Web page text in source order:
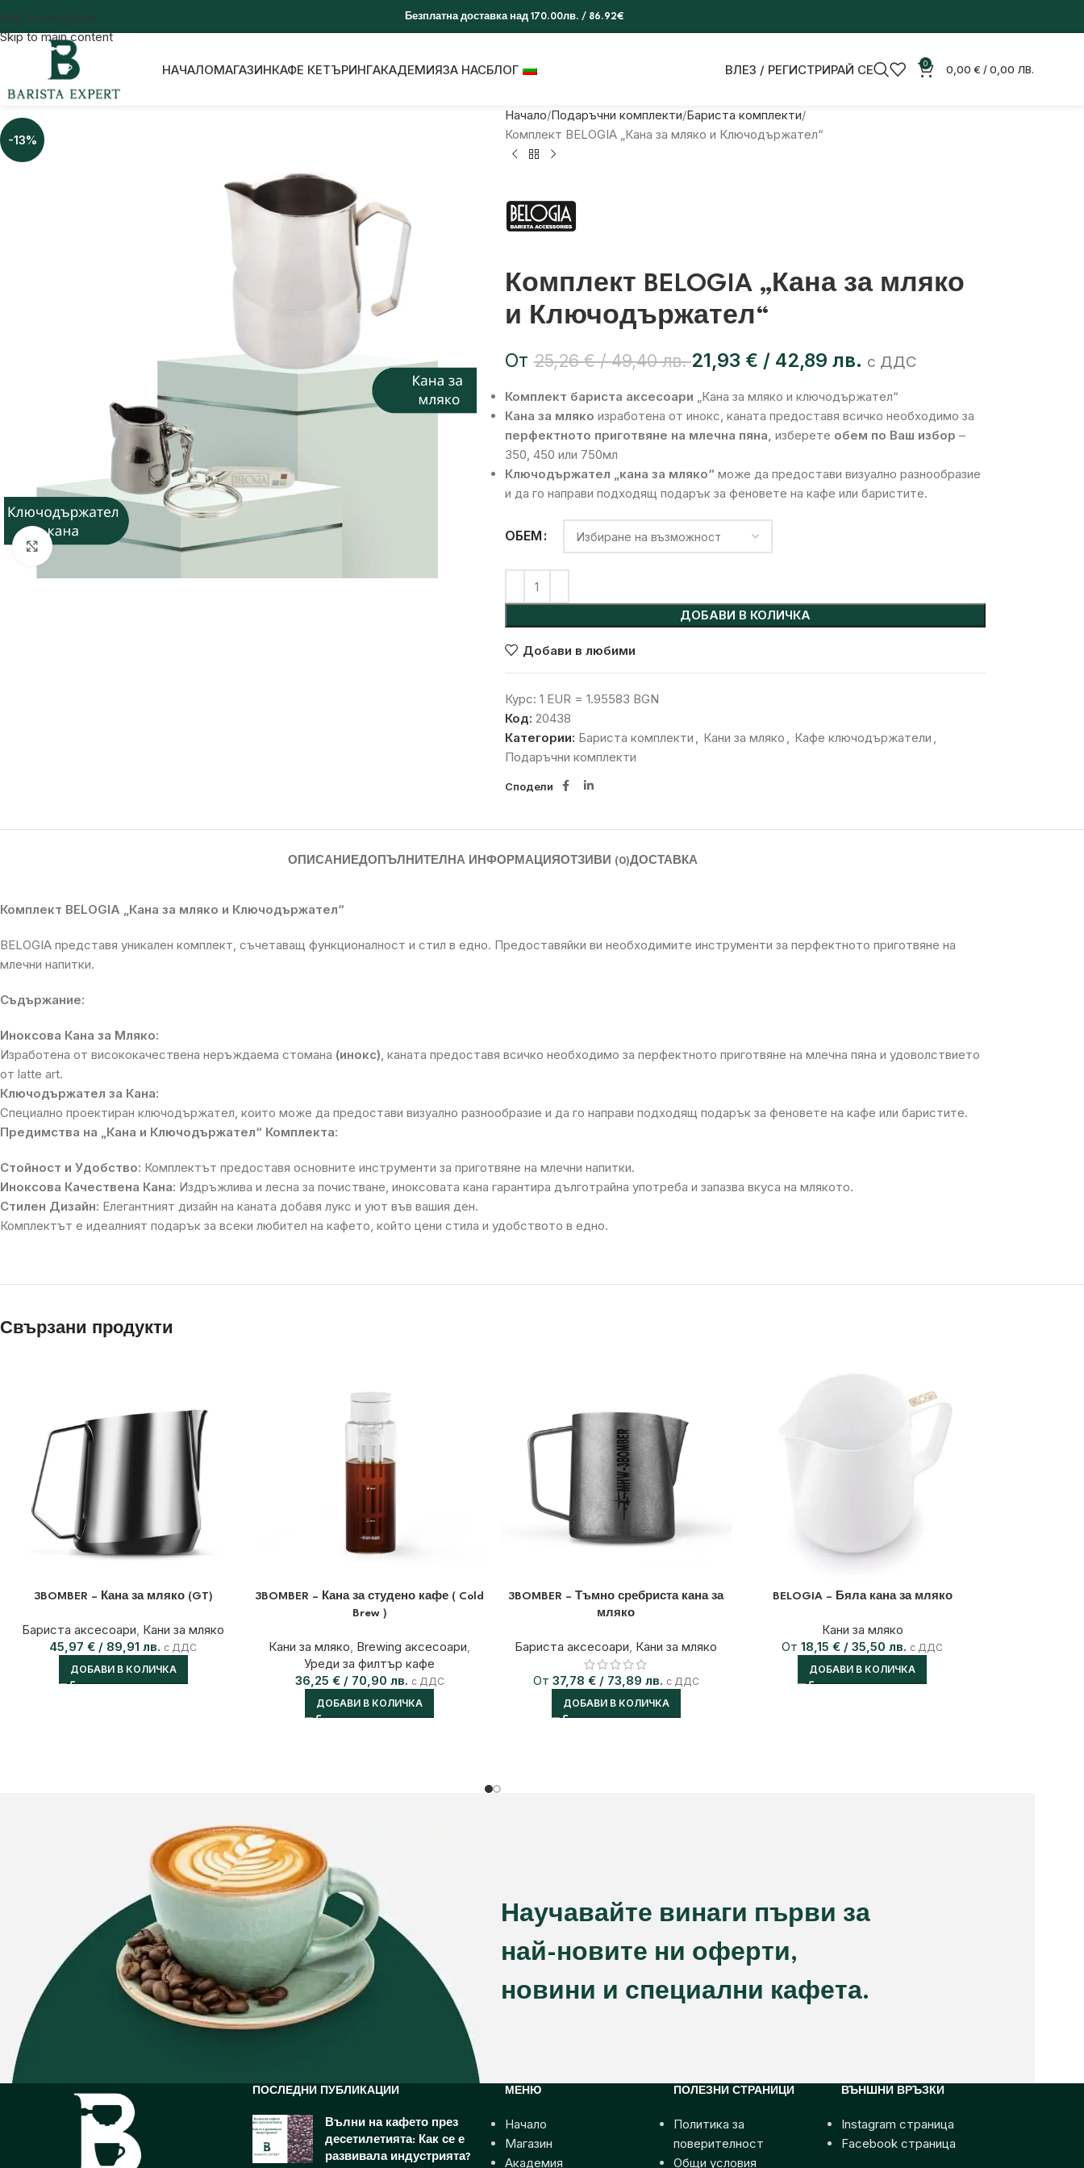
Skip to navigation
Skip to main content
Безплатна доставка над 170.00лв. / 86.92€
НАЧАЛОМАГАЗИНКАФЕ КЕТЪРИНГАКАДЕМИЯЗА НАСБЛОГ ВЛЕЗ / РЕГИСТРИРАЙ СЕ 0 0,00 € / 0,00 ЛВ.
-13%
Click to enlarge
Начало Подаръчни комплекти Бариста комплекти
Комплект BELOGIA „Кана за мляко и Ключодържател“
Комплект BELOGIA „Кана за мляко
и Ключодържател“
От 25,26€/ 49,40 лв.21,93 € / 42,89 лв. с ДДС
Комплект бариста аксесоари „Кана за мляко и ключодържател“
Кана за мляко изработена от инокс, каната предоставя всичко необходимо за
перфектното приготвяне на млечна пяна, изберете обем по Ваш избор –
350, 450 или 750мл
Ключодържател „кана за мляко“ може да предостави визуално разнообразие
и да го направи подходящ подарък за феновете на кафе или баристите.
ОБЕМ
ДОБАВИ В КОЛИЧКА
Alternative:
Добави в любими
Курс: 1 EUR = 1.95583 BGN
Код: 20438
Категории: Бариста комплекти , Кани за мляко , Кафе ключодържатели ,
Подаръчни комплекти
Сподели
ОПИСАНИЕДОПЪЛНИТЕЛНА ИНФОРМАЦИЯ ОТЗИВИ (0)ДОСТАВКА
Комплект BELOGIA „Кана за мляко и Ключодържател“
BELOGIA представя уникален комплект, съчетаващ функционалност и стил в едно. Предоставяйки ви необходимите инструменти за перфектното приготвяне на
млечни напитки.
Съдържание:
Иноксова Кана за Мляко:
Изработена от висококачествена неръждаема стомана (инокс), каната предоставя всичко необходимо за перфектното приготвяне на млечна пяна и удоволствието
от latte art.
Ключодържател за Кана:
Специално проектиран ключодържател, които може да предостави визуално разнообразие и да го направи подходящ подарък за феновете на кафе или баристите.
Предимства на „Кана и Ключодържател“ Комплекта:
Стойност и Удобство: Комплектът предоставя основните инструменти за приготвяне на млечни напитки.
Иноксова Качествена Кана: Издръжлива и лесна за почистване, иноксовата кана гарантира дълготрайна употреба и запазва вкуса на млякото.
Стилен Дизайн: Елегантният дизайн на каната добавя лукс и уют във вашия ден.
Комплектът е идеалният подарък за всеки любител на кафето, който цени стила и удобството в едно.
Свързани продукти
3BOMBER – Кана за мляко (GT)
Бариста аксесоари Кани за мляко
45,97€ / 89,91 лв. с ДДС
ДОБАВИ В КОЛИЧКА
3BOMBER – Кана за студено кафе ( Cold
Brew )
Кани за мляко Brewing аксесоари
Уреди за филтър кафе
36,25 €/ 70,90 лв. с ДДС
ДОБАВИ В КОЛИЧКА
3BOMBER – Тъмно сребриста кана за
мляко
Бариста аксесоари Кани за мляко
От 37,78 €/ 73,89 лв. с ДДС
ДОБАВИ В КОЛИЧКА
BELOGIA – Бяла кана за мляко
Кани за мляко
От18,15€ / 35,50 лв. с ДДС
ДОБАВИ В КОЛИЧКА
Научавайте винаги първи за
най-новите ни оферти,
новини и специални кафета.
ПОСЛЕДНИ ПУБЛИКАЦИИ
Вълни на кафето през
десетилетията: Как се е
развивала индустрията?
МЕНЮ
Начало
Магазин
Академия
ПОЛЕЗНИ СТРАНИЦИ
Политика за
поверителност
Общи условия
ВЪНШНИ ВРЪЗКИ
Instagram страница
Facebook страница